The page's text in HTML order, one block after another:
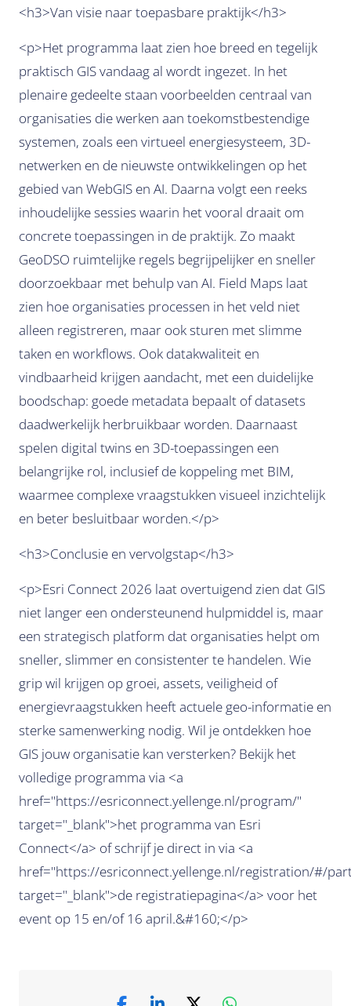
<h3>Van visie naar toepasbare praktijk</h3>
<p>Het programma laat zien hoe breed en tegelijk
praktisch GIS vandaag al wordt ingezet. In het
plenaire gedeelte staan voorbeelden centraal van
organisaties die werken aan toekomstbestendige
systemen, zoals een virtueel energiesysteem, 3D-
netwerken en de nieuwste ontwikkelingen op het
gebied van WebGIS en AI. Daarna volgt een reeks
inhoudelijke sessies waarin het vooral draait om
concrete toepassingen in de praktijk. Zo maakt
GeoDSO ruimtelijke regels begrijpelijker en sneller
doorzoekbaar met behulp van AI. Field Maps laat
zien hoe organisaties processen in het veld niet
alleen registreren, maar ook sturen met slimme
taken en workflows. Ook datakwaliteit en
vindbaarheid krijgen aandacht, met een duidelijke
boodschap: goede metadata bepaalt of datasets
daadwerkelijk herbruikbaar worden. Daarnaast
spelen digital twins en 3D-toepassingen een
belangrijke rol, inclusief de koppeling met BIM,
waarmee complexe vraagstukken visueel inzichtelijk
en beter besluitbaar worden.</p>
<h3>Conclusie en vervolgstap</h3>
<p>Esri Connect 2026 laat overtuigend zien dat GIS
niet langer een ondersteunend hulpmiddel is, maar
een strategisch platform dat organisaties helpt om
sneller, slimmer en consistenter te handelen. Wie
grip wil krijgen op groei, assets, veiligheid of
energievraagstukken heeft actuele geo-informatie en
sterke samenwerking nodig. Wil je ontdekken hoe
GIS jouw organisatie kan versterken? Bekijk het
volledige programma via <a
href="https://esriconnect.yellenge.nl/program/"
target="_blank">het programma van Esri
Connect</a> of schrijf je direct in via <a
href="https://esriconnect.yellenge.nl/registration/#/
target="_blank">de registratiepagina</a> voor het
event op 15 en/of 16 april.&#160;</p>